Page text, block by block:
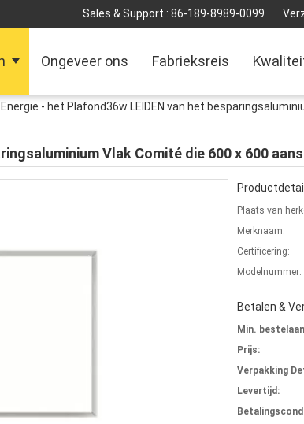
Sales & Support : 86-189-8989-0099
Ongeveer ons Fabrieksreis
Energie - het Plafond36w LEIDEN van het
Vlak Comité die 600 x 600
Plaats van
Merknaam:
Certificering:
Modelnummer:
Betalen &
Min.
Prijs:
Verpakking
Levertijd: